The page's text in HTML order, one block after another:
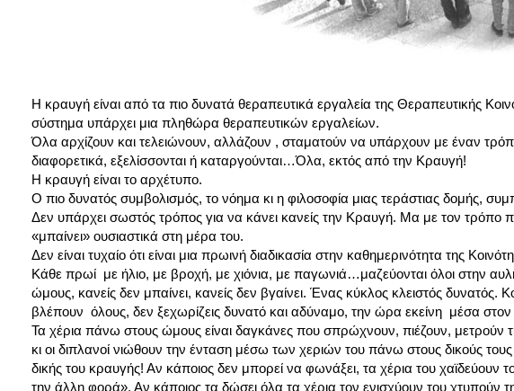
Η κραυγή είναι από τα πιο δυνατά θεραπευτικά εργαλεία της Θεραπευτικής
σύστημα υπάρχει μια πληθώρα θεραπευτικών εργαλείων.
Όλα αρχίζουν και τελειώνουν, αλλάζουν , σταματούν να υπάρχουν με έναν
διαφορετικά, εξελίσσονται ή καταργούνται…Όλα, εκτός από την Κραυγή!
Η κραυγή είναι το αρχέτυπο.
Ο πιο δυνατός συμβολισμός, το νόημα κι η φιλοσοφία μιας τεράστιας δομής,
Δεν υπάρχει σωστός τρόπος για να κάνει κανείς την Κραυγή. Μα με τον τρόπο
«μπαίνει» ουσιαστικά στη μέρα του.
Δεν είναι τυχαίο ότι είναι μια πρωινή διαδικασία στην καθημερινότητα της
Κάθε πρωί με ήλιο, με βροχή, με χιόνια, με παγωνιά…μαζεύονται όλοι στην
ώμους, κανείς δεν μπαίνει, κανείς δεν βγαίνει. Ένας κύκλος κλειστός δυνατός.
βλέπουν όλους, δεν ξεχωρίζεις δυνατό και αδύναμο, την ώρα εκείνη μέσα στον
Τα χέρια πάνω στους ώμους είναι δαγκάνες που σπρώχνουν, πιέζουν, μετρούν
κι οι διπλανοί νιώθουν την ένταση μέσω των χεριών του πάνω στους δικούς
δικής του κραυγής! Αν κάποιος δεν μπορεί να φωνάξει, τα χέρια του χαϊδεύουν
την άλλη φορά». Αν κάποιος τα δώσει όλα τα χέρια τον ενισχύουν του χτυπούν